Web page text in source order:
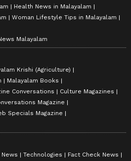
Health News in Malayalam
Woman Lifestyle Tips in Malayalam
Malayalam
Krishi (Agriculture)
Malayalam Books
Conversations
Culture Magazines
Magazine
Specials Magazine
Technologies
Fact Check News